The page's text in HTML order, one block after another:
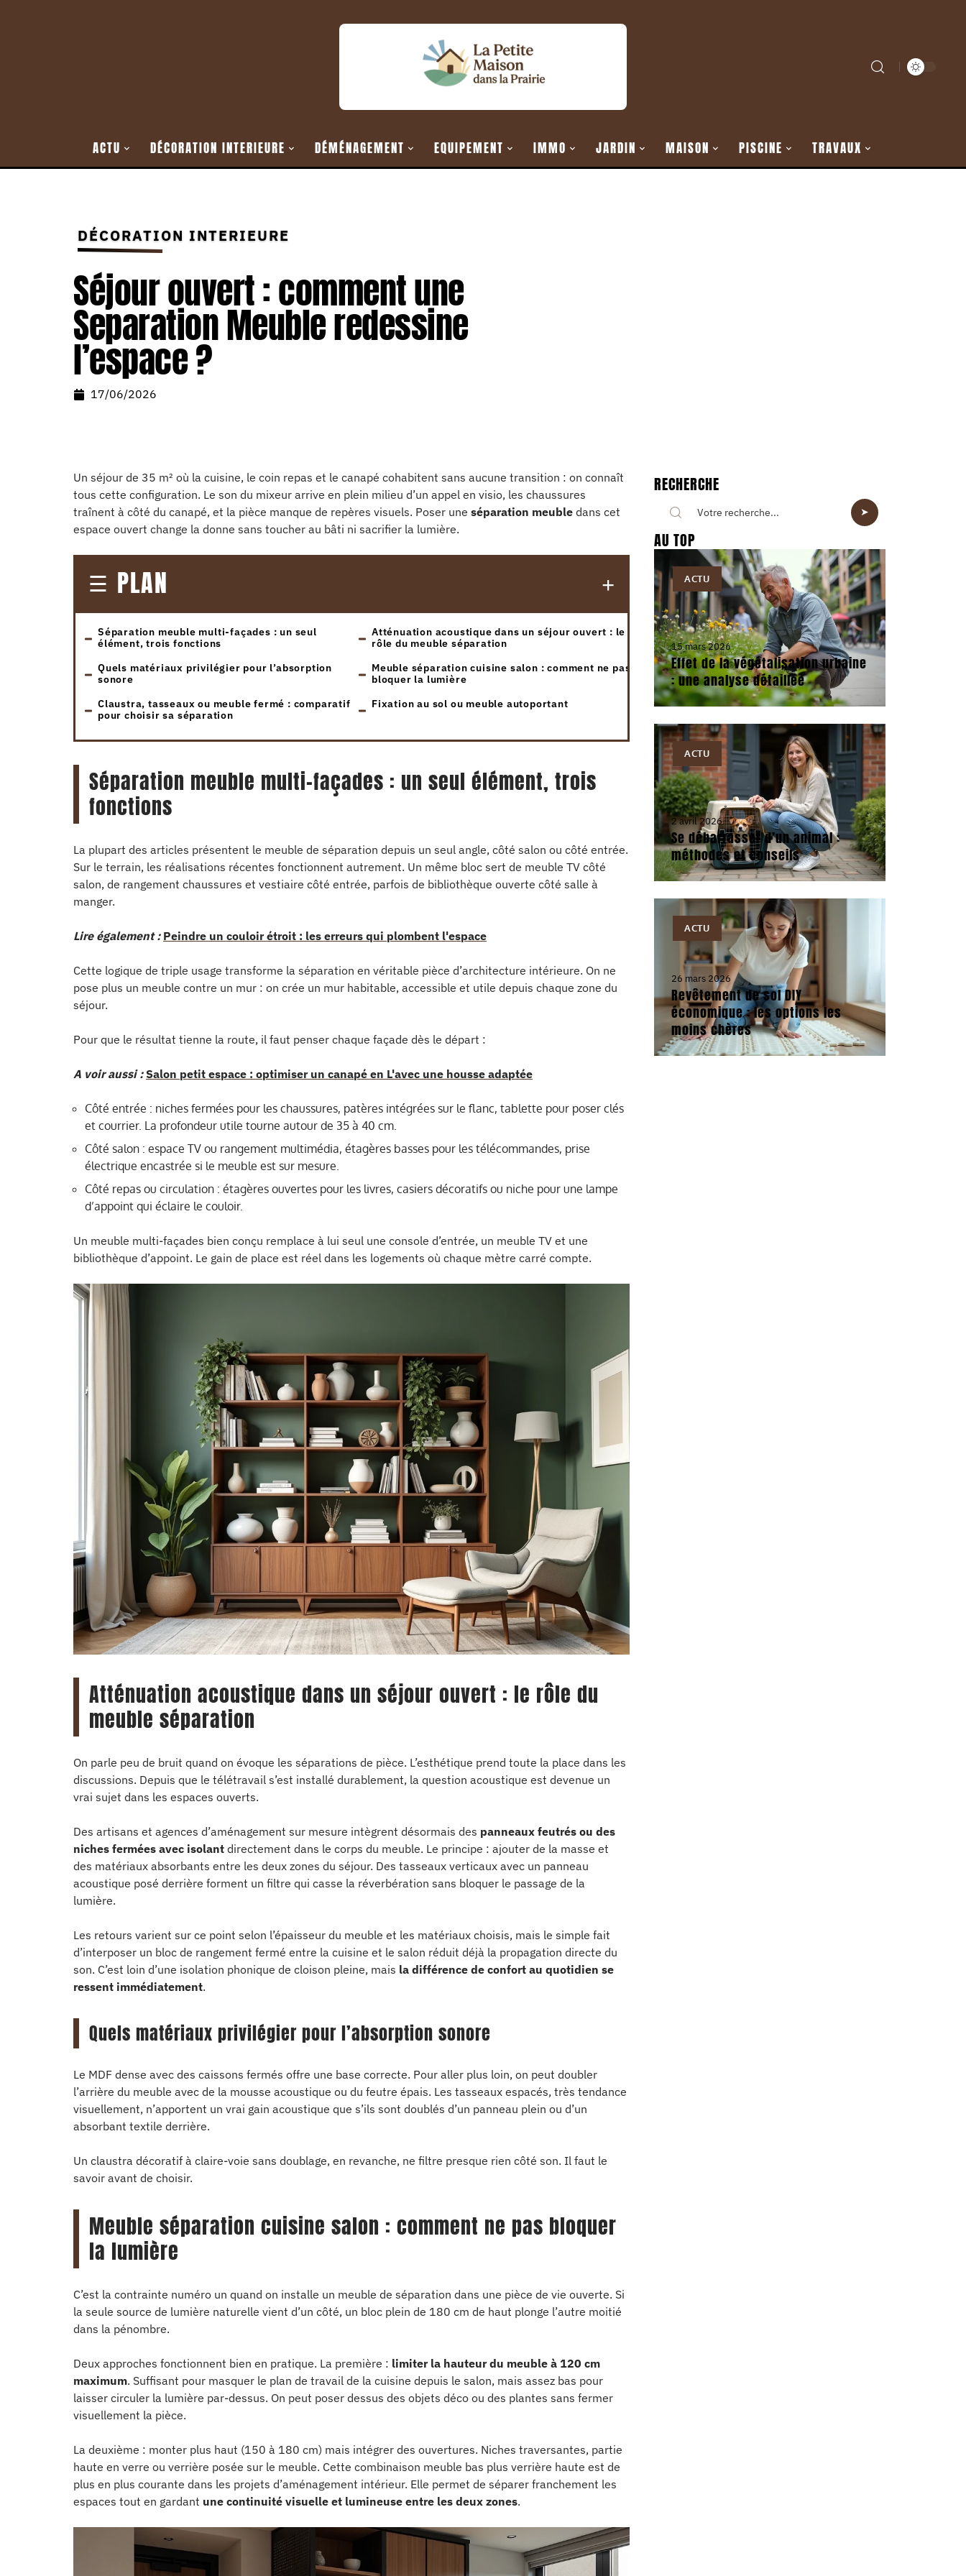
ACTU DÉCORATION INTERIEURE DÉMÉNAGEMENT EQUIPEMENT IMMO JARDIN MAISON PISCINE TRAVAUX
DÉCORATION INTERIEURE
Séjour ouvert : comment une
Separation Meuble redessine
l’espace ?
17/06/2026
Un séjour de 35 m² où la cuisine, le coin repas et le canapé cohabitent sans aucune transition : on connaît
tous cette configuration. Le son du mixeur arrive en plein milieu d’un appel en visio, les chaussures
traînent à côté du canapé, et la pièce manque de repères visuels. Poser une séparation meuble dans cet
espace ouvert change la donne sans toucher au bâti ni sacrifier la lumière.
PLAN
Séparation meuble multi-façades : un seul
élément, trois fonctions
Atténuation acoustique dans un séjour ouvert : le
rôle du meuble séparation
Quels matériaux privilégier pour l’absorption
sonore
Meuble séparation cuisine salon : comment ne pas
bloquer la lumière
Claustra, tasseaux ou meuble fermé : comparatif
pour choisir sa séparation
Fixation au sol ou meuble autoportant
Séparation meuble multi-façades : un seul élément, trois
fonctions
La plupart des articles présentent le meuble de séparation depuis un seul angle, côté salon ou côté entrée.
Sur le terrain, les réalisations récentes fonctionnent autrement. Un même bloc sert de meuble TV côté
salon, de rangement chaussures et vestiaire côté entrée, parfois de bibliothèque ouverte côté salle à
manger.
Lire également : Peindre un couloir étroit : les erreurs qui plombent l'espace
Cette logique de triple usage transforme la séparation en véritable pièce d’architecture intérieure. On ne
pose plus un meuble contre un mur : on crée un mur habitable, accessible et utile depuis chaque zone du
séjour.
Pour que le résultat tienne la route, il faut penser chaque façade dès le départ :
A voir aussi : Salon petit espace : optimiser un canapé en L'avec une housse adaptée
Côté entrée : niches fermées pour les chaussures, patères intégrées sur le flanc, tablette pour poser clés
et courrier. La profondeur utile tourne autour de 35 à 40 cm.
Côté salon : espace TV ou rangement multimédia, étagères basses pour les télécommandes, prise
électrique encastrée si le meuble est sur mesure.
Côté repas ou circulation : étagères ouvertes pour les livres, casiers décoratifs ou niche pour une lampe
d’appoint qui éclaire le couloir.
Un meuble multi-façades bien conçu remplace à lui seul une console d’entrée, un meuble TV et une
bibliothèque d’appoint. Le gain de place est réel dans les logements où chaque mètre carré compte.
Atténuation acoustique dans un séjour ouvert : le rôle du
meuble séparation
On parle peu de bruit quand on évoque les séparations de pièce. L’esthétique prend toute la place dans les
discussions. Depuis que le télétravail s’est installé durablement, la question acoustique est devenue un
vrai sujet dans les espaces ouverts.
Des artisans et agences d’aménagement sur mesure intègrent désormais des panneaux feutrés ou des
niches fermées avec isolant directement dans le corps du meuble. Le principe : ajouter de la masse et
des matériaux absorbants entre les deux zones du séjour. Des tasseaux verticaux avec un panneau
acoustique posé derrière forment un filtre qui casse la réverbération sans bloquer le passage de la
lumière.
Les retours varient sur ce point selon l’épaisseur du meuble et les matériaux choisis, mais le simple fait
d’interposer un bloc de rangement fermé entre la cuisine et le salon réduit déjà la propagation directe du
son. C’est loin d’une isolation phonique de cloison pleine, mais la différence de confort au quotidien se
ressent immédiatement.
Quels matériaux privilégier pour l’absorption sonore
Le MDF dense avec des caissons fermés offre une base correcte. Pour aller plus loin, on peut doubler
l’arrière du meuble avec de la mousse acoustique ou du feutre épais. Les tasseaux espacés, très tendance
visuellement, n’apportent un vrai gain acoustique que s’ils sont doublés d’un panneau plein ou d’un
absorbant textile derrière.
Un claustra décoratif à claire-voie sans doublage, en revanche, ne filtre presque rien côté son. Il faut le
savoir avant de choisir.
Meuble séparation cuisine salon : comment ne pas bloquer
la lumière
C’est la contrainte numéro un quand on installe un meuble de séparation dans une pièce de vie ouverte. Si
la seule source de lumière naturelle vient d’un côté, un bloc plein de 180 cm de haut plonge l’autre moitié
dans la pénombre.
Deux approches fonctionnent bien en pratique. La première : limiter la hauteur du meuble à 120 cm
maximum. Suffisant pour masquer le plan de travail de la cuisine depuis le salon, mais assez bas pour
laisser circuler la lumière par-dessus. On peut poser dessus des objets déco ou des plantes sans fermer
visuellement la pièce.
La deuxième : monter plus haut (150 à 180 cm) mais intégrer des ouvertures. Niches traversantes, partie
haute en verre ou verrière posée sur le meuble. Cette combinaison meuble bas plus verrière haute est de
plus en plus courante dans les projets d’aménagement intérieur. Elle permet de séparer franchement les
espaces tout en gardant une continuité visuelle et lumineuse entre les deux zones.
RECHERCHE
AU TOP
ACTU
15 mars 2026
Effet de la végétalisation urbaine
: une analyse détaillée
ACTU
2 avril 2026
Se débarrasser d’un animal :
méthodes et conseils
ACTU
26 mars 2026
Revêtement de sol DIY
économique : les options les
moins chères